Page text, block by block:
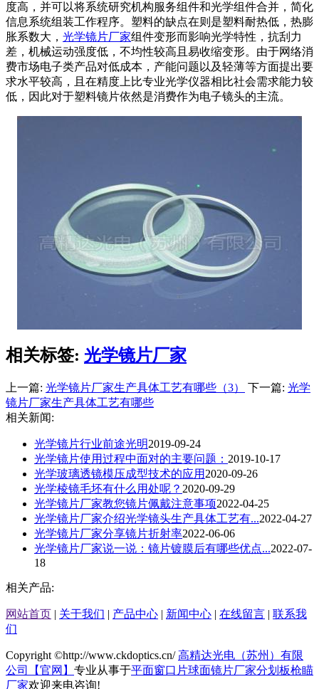
度高，并可以将系统研究机构服务组件和光学组件合并，简化
信息系统组装工作程序。塑料的缺点在则是塑料耐热低，热膨
胀系数大， 光学镜片厂家组件变形而影响光学特性，抗刮力
差，机械运动强度低，不均性较高且易收缩变形。由于网络消
费市场电子类产品对低成本，产能问题以及轻薄等方面提出要
求水平较高，且在精度上比专业光学仪器相比社会需求能力较
低，因此对于塑料镜片依然是消费作为电子镜头的主流。
相关标签: 光学镜片厂家
上一篇: 光学镜片厂家生产具体工艺有哪些（3） 下一篇: 光学
镜片厂家生产具体工艺有哪些
相关新闻:
光学镜片行业前途光明2019-09-24
光学镜片使用过程中面对的主要问题： 2019-10-17
光学玻璃透镜模压成型技术的应用 2020-09-26
光学棱镜毛坯有什么用处呢？ 2020-09-29
​光学镜片厂家教您镜片佩戴注意事项2022-04-25
光学镜片厂家介绍​光学镜头生产具体工艺有...2022-04-27
光学镜片厂家分享镜片折射率2022-06-06
光学镜片厂家说一说：镜片镀膜后有哪些优点...2022-07-
18
相关产品:
网站首页 | 关于我们 | 产品中心 | 新闻中心 | 在线留言 | 联系我
们
Copyright ©http://www.ckdoptics.cn/高精达光电（苏州）有限
公司【官网】 专业从事于平面窗口片球面镜片厂家分划板枪瞄
厂家欢迎来电咨询!